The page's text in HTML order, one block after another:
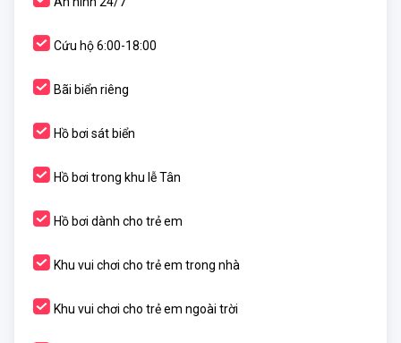
Cứu hộ 6:00-18:00
Bãi biển riêng
Hồ bơi sát biển
Hồ bơi trong khu lễ Tân
Hồ bơi dành cho trẻ em
Khu vui chơi cho trẻ em trong nhà
Khu vui chơi cho trẻ em ngoài trời